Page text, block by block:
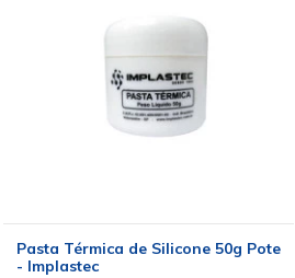
Pasta Térmica de Silicone 50g Pote
- Implastec